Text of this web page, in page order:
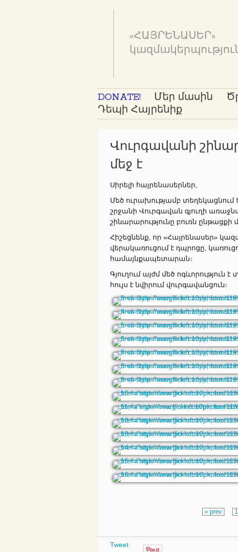
«ՀԱՅՐԵՆԱՍԵՐ»
DONATE! Մեր մասին
Դեպի Հայրենիք
Վուրգավանի
մեջ է
Սիրելի հայրենասերներ,
Մեծ ուրախությամբ
շրջանի Վուրգավան գյուղի
շինարարությունը բուռն ընթացքի
Հիշեցնենք, որ «Հայրենասեր»
վերակառուցում է դպրոցը,
համայնքապետարան։
Գյուղում այժմ մեծ ոգևորություն
հույս է նվիրում վուրգավանցուն։
« prev 1
Tweet